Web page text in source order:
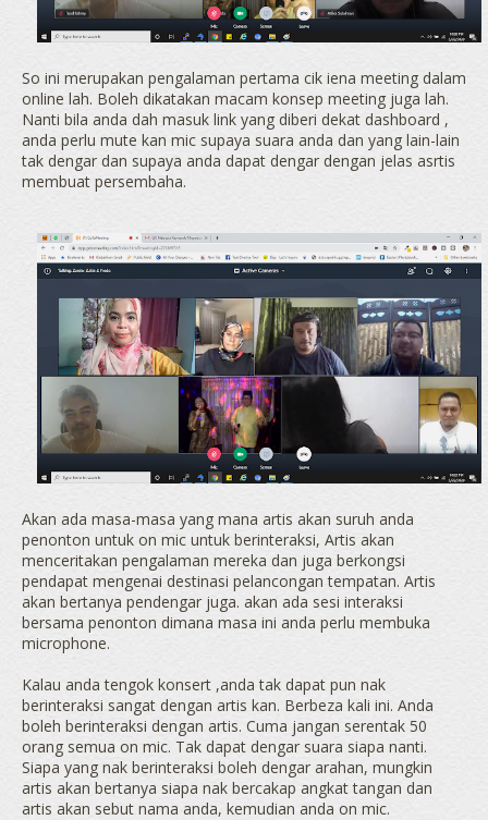
So ini merupakan pengalaman pertama cik iena meeting dalam
online lah. Boleh dikatakan macam konsep meeting juga lah.
Nanti bila anda dah masuk link yang diberi dekat dashboard ,
anda perlu mute kan mic supaya suara anda dan yang lain-lain
tak dengar dan supaya anda dapat dengar dengan jelas asrtis
membuat persembaha.
Akan ada masa-masa yang mana artis akan suruh anda
penonton untuk on mic untuk berinteraksi, Artis akan
menceritakan pengalaman mereka dan juga berkongsi
pendapat mengenai destinasi pelancongan tempatan. Artis
akan bertanya pendengar juga. akan ada sesi interaksi
bersama penonton dimana masa ini anda perlu membuka
microphone.
Kalau anda tengok konsert ,anda tak dapat pun nak
berinteraksi sangat dengan artis kan. Berbeza kali ini. Anda
boleh berinteraksi dengan artis. Cuma jangan serentak 50
orang semua on mic. Tak dapat dengar suara siapa nanti.
Siapa yang nak berinteraksi boleh dengar arahan, mungkin
artis akan bertanya siapa nak bercakap angkat tangan dan
artis akan sebut nama anda, kemudian anda on mic.